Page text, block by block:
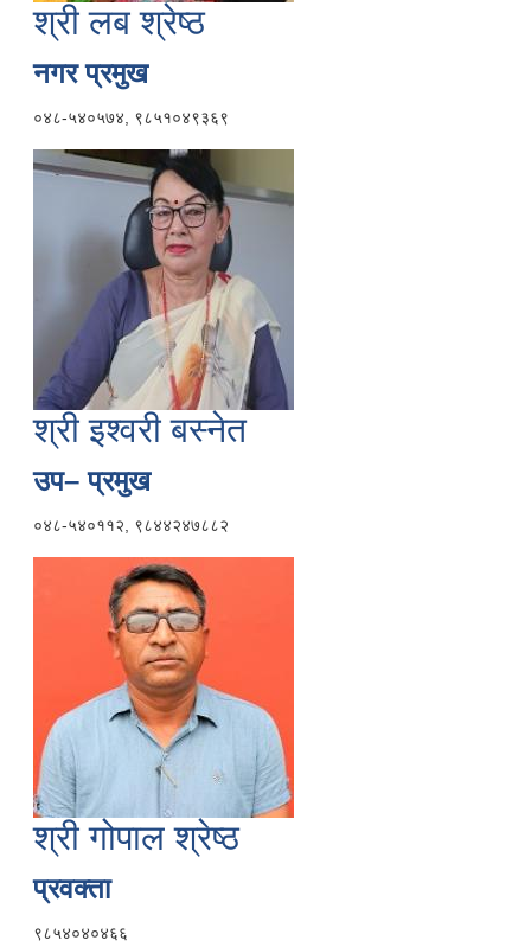
श्री लब श्रेष्ठ
नगर प्रमुख
०४८-५४०५७४, ९८५१०४९३६९
श्री इश्वरी बस्नेत
उप– प्रमुख
०४८-५४०११२, ९८४४२४७८८२
श्री गोपाल श्रेष्ठ
प्रवक्ता
९८५४०४०४६६